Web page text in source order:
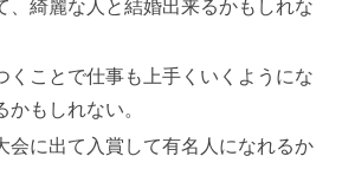
、綺麗な人と結婚出来るかもしれな
くことで仕事も上手くいくようにな
かもしれない。
会に出て入賞して有名人になれるか